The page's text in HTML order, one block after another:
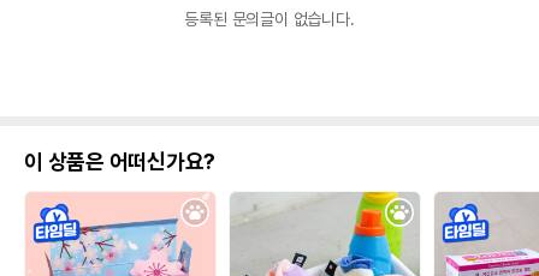
등록된 문의글이 없습니다.
이 상품은 어떠신가요?